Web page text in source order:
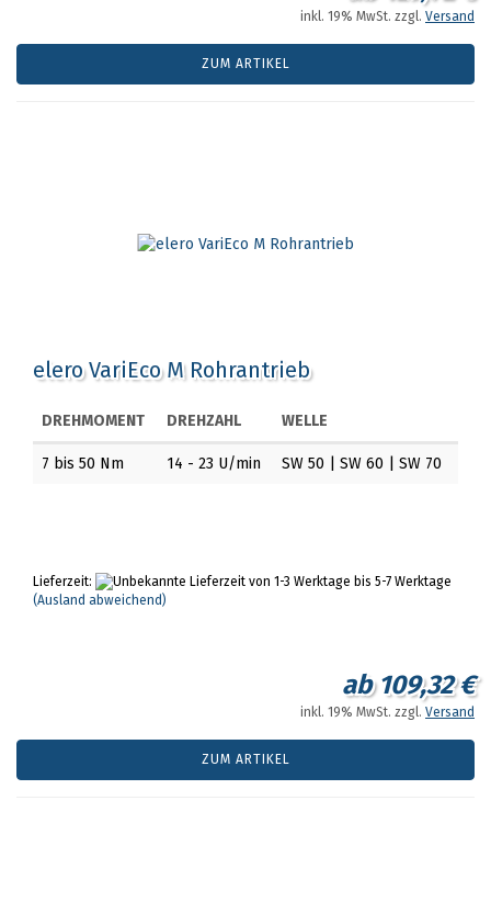
inkl. 19% MwSt. zzgl. Versand
ZUM ARTIKEL
elero VariEco M Rohrantrieb
DREHMOMENT DREHZAHL WELLE
7 bis 50 Nm 14 - 23 U/min SW 50 | SW 60 | SW 70
Lieferzeit:
von 1-3 Werktage bis 5-7 Werktage
(Ausland abweichend)
ab 109,32 €
inkl. 19% MwSt. zzgl. Versand
ZUM ARTIKEL